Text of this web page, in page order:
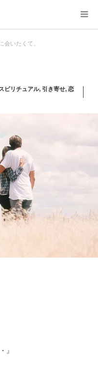
会いたくて、
ピリチュアル, 引き寄せ, 恋
』